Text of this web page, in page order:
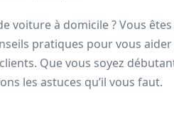
voiture à domicile ? Vous
pratiques pour vous
Que vous soyez
les astuces qu’il vous faut.